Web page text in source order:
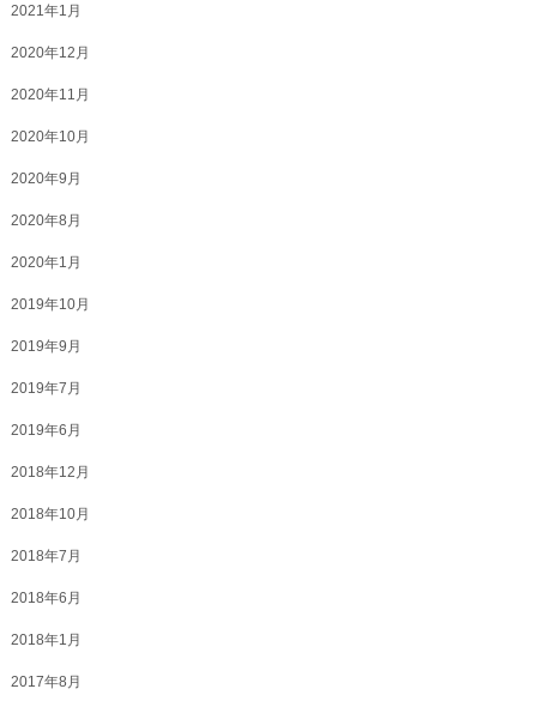
2021年1月
2020年12月
2020年11月
2020年10月
2020年9月
2020年8月
2020年1月
2019年10月
2019年9月
2019年7月
2019年6月
2018年12月
2018年10月
2018年7月
2018年6月
2018年1月
2017年8月